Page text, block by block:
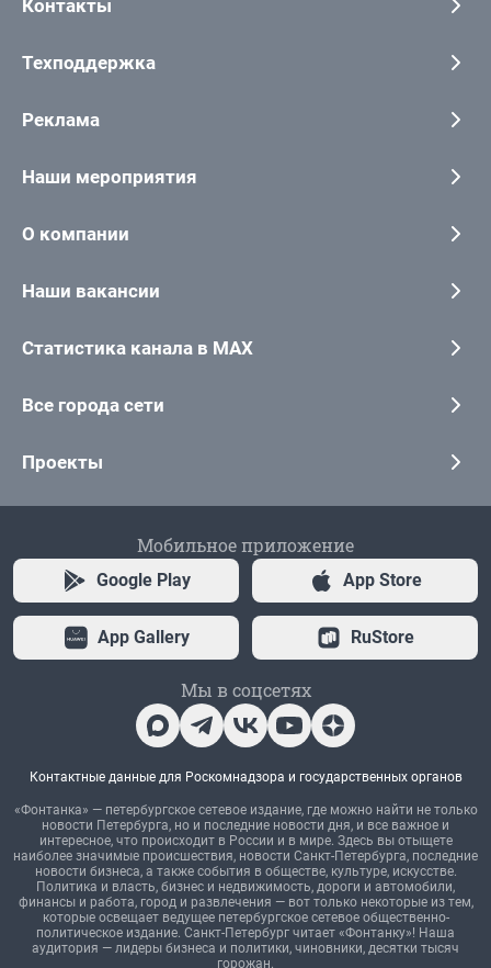
Контакты
Техподдержка
Реклама
Наши мероприятия
О компании
Наши вакансии
Статистика канала в MAX
Все города сети
Проекты
Мобильное приложение
Google Play App Store
App Gallery RuStore
Мы в соцсетях
Контактные данные для Роскомнадзора и государственных органов
«Фонтанка» — петербургское сетевое издание, где можно найти не только
новости Петербурга, но и последние новости дня, и все важное и
интересное, что происходит в России и в мире. Здесь вы отыщете
наиболее значимые происшествия, новости Санкт-Петербурга, последние
новости бизнеса, а также события в обществе, культуре, искусстве.
Политика и власть, бизнес и недвижимость, дороги и автомобили,
финансы и работа, город и развлечения — вот только некоторые из тем,
которые освещает ведущее петербургское сетевое общественно-
политическое издание. Санкт-Петербург читает «Фонтанку»! Наша
аудитория — лидеры бизнеса и политики, чиновники, десятки тысяч
горожан.